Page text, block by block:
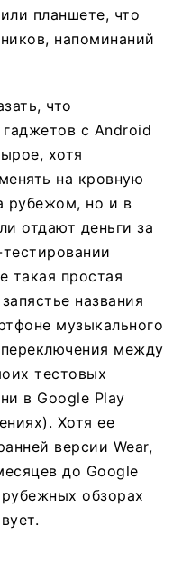
планшете, что
напоминаний
что
с Android
хотя
на кровную
рубежом, но и в
отдают деньги за
такая простая
названия
музыкального
между
тестовых
в Google Play
Хотя ее
версии Wear,
до Google
обзорах